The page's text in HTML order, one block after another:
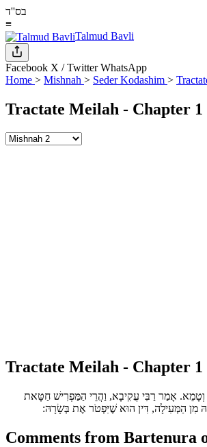
בס''ד
≡
Talmud Bavli
Facebook X / TwitterWhatsApp
Home > Mishnah > Seder Kodashim >
Tractate Meilah - Chapter 1
Tractate Meilah - Chapter 1
וְטָמֵא. אָמַר רַבִּי עֲקִיבָא, וַהֲרֵי הַמַּפְרִישׁ חַטָּאת
הַמְּעִילָה, דִּין הוּא שֶׁיִּפְטֹר אֶת בְּשָׂרָהּ:
Comments from Bartenura